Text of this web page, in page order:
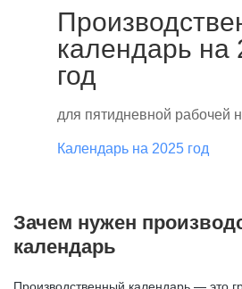
календарь на
год
для пятидневной рабочей
Календарь на 2025 год
Зачем нужен
календарь
Производственный календарь — это